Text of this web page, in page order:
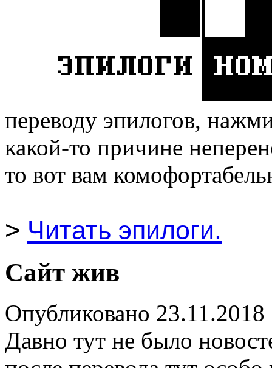
переводу эпилогов,
какой-то причине
то вот вам
> Читать эпилоги.
Сайт жив
Опубликовано 23.11.2018
Давно тут не было